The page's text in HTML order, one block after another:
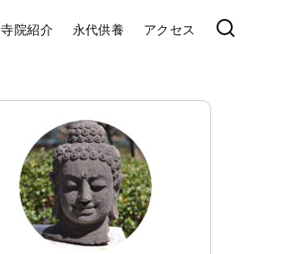
寺院紹介 永代供養 アクセス